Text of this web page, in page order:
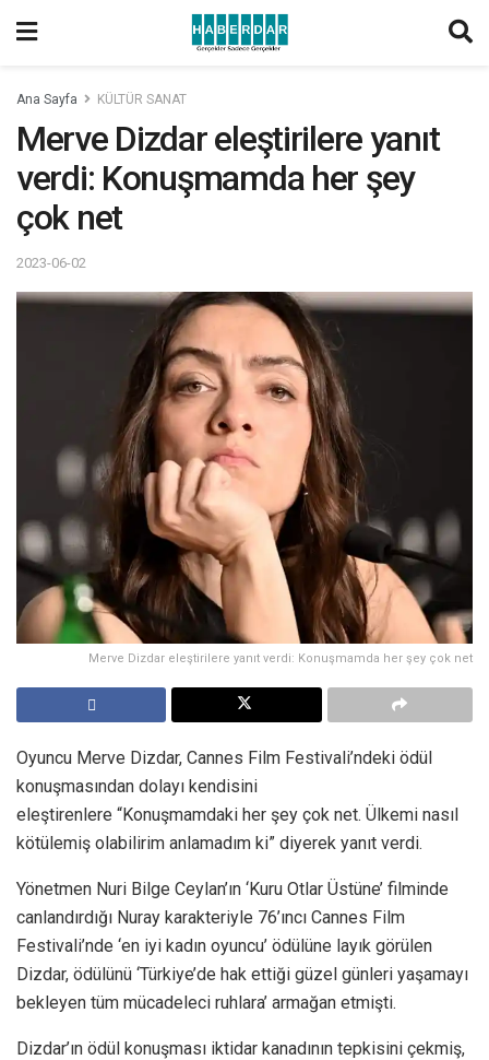
Ana Sayfa KÜLTÜR SANAT
Merve Dizdar eleştirilere yanıt
verdi: Konuşmamda her şey
çok net
2023-06-02
Merve Dizdar eleştirilere yanıt verdi: Konuşmamda her şey çok net
Oyuncu Merve Dizdar, Cannes Film Festivali’ndeki ödül
konuşmasından dolayı kendisini
eleştirenlere “Konuşmamdaki her şey çok net. Ülkemi nasıl
kötülemiş olabilirim anlamadım ki” diyerek yanıt verdi.
Yönetmen Nuri Bilge Ceylan’ın ‘Kuru Otlar Üstüne’ filminde
canlandırdığı Nuray karakteriyle 76’ıncı Cannes Film
Festivali’nde ‘en iyi kadın oyuncu’ ödülüne layık görülen
Dizdar, ödülünü ‘Türkiye’de hak ettiği güzel günleri yaşamayı
bekleyen tüm mücadeleci ruhlara’ armağan etmişti.
Dizdar’ın ödül konuşması iktidar kanadının tepkisini çekmiş,